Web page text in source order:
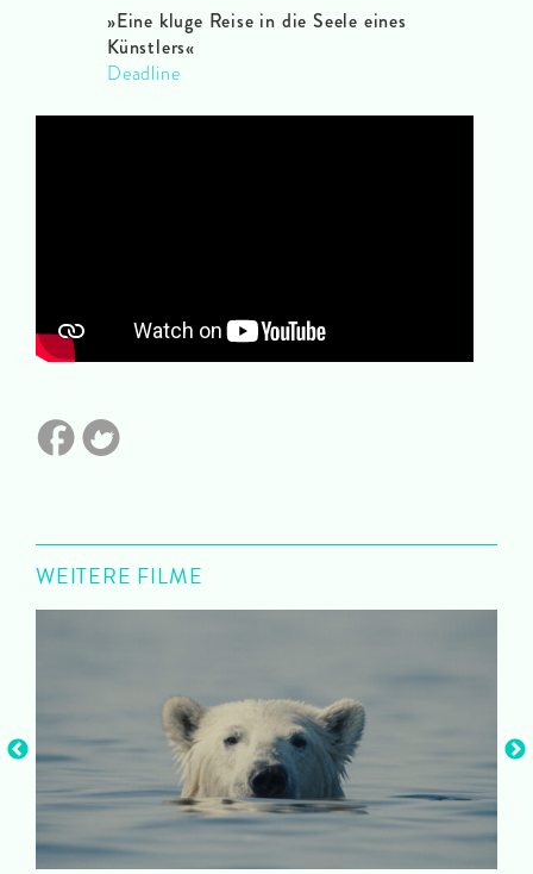
»Eine kluge Reise in die Seele eines
Künstlers«
Deadline
WEITERE FILME